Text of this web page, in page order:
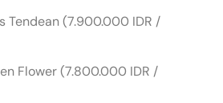
Tendean (7.900.000 IDR /
Flower (7.800.000 IDR /